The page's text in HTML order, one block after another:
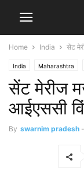
Home India सेंट
India Maharashtra
सेंट मेरीज
आईएससी
By swarnim pradesh -